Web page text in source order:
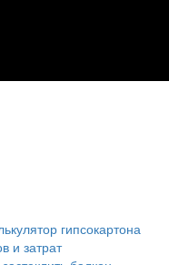
гипсокартона
и затрат